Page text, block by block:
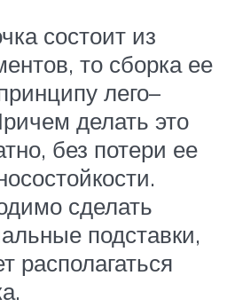
состоит из
то сборка ее
лего–
делать это
без потери ее
сделать
подставки,
располагаться